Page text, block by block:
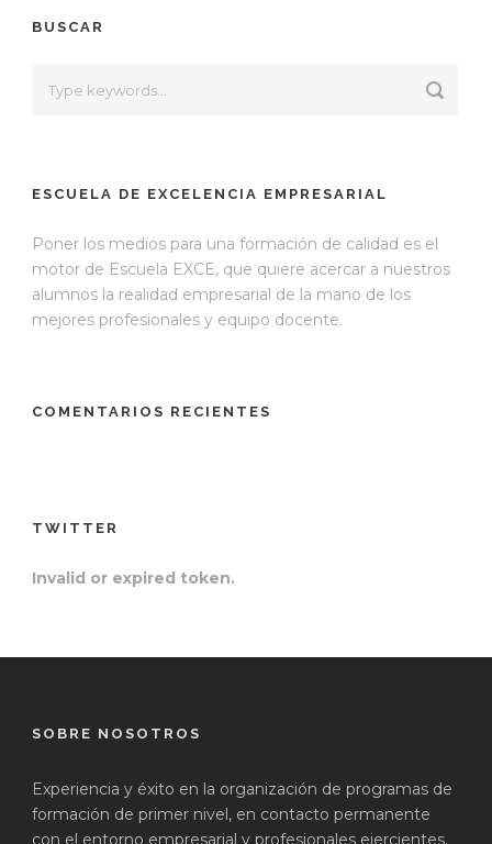
BUSCAR
ESCUELA DE EXCELENCIA EMPRESARIAL
Poner los medios para una formación de calidad es el
motor de Escuela EXCE, que quiere acercar a nuestros
alumnos la realidad empresarial de la mano de los
mejores profesionales y equipo docente.
COMENTARIOS RECIENTES
TWITTER
Invalid or expired token.
SOBRE NOSOTROS
Experiencia y éxito en la organización de programas de
formación de primer nivel, en contacto permanente
con el entorno empresarial y profesionales ejercientes.